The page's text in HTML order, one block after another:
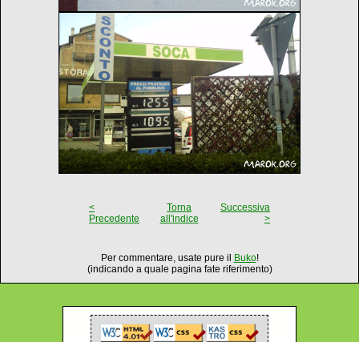
<
Precedente
Torna
all'indice
Successiva
>
Per commentare, usate pure il Buko!
(indicando a quale pagina fate riferimento)